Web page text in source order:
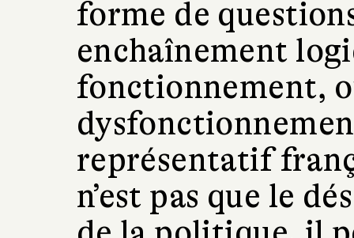
forme de
enchaînement
fonctionnement,
représentatif
n’est pas que le